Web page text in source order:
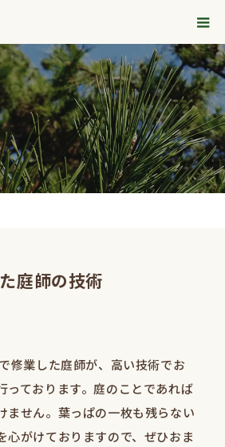
庭師の技術
修業した庭師が、高い技術でお
っております。庭のことであれば
ません。葉っぱの一枚も残らない
心がけておりますので、ぜひおま